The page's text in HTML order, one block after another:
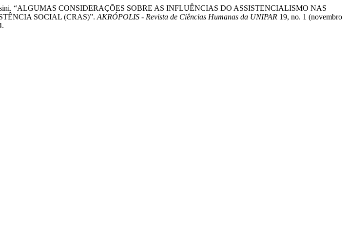
“ALGUMAS CONSIDERAÇÕES SOBRE AS INFLUÊNCIAS DO ASSISTENCIALISMO NAS
SOCIAL (CRAS)”. AKRÓPOLIS - Revista de Ciências Humanas da UNIPAR 19, no. 1 (novembro